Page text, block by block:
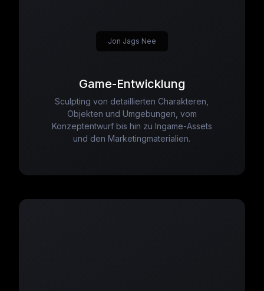
Game-Entwicklung
Sculpting von detaillierten Charakteren,
Objekten und Umgebungen, vom
Konzeptentwurf bis hin zu Ingame-Assets
und den Marketingmaterialien.
Jon Jags Nee